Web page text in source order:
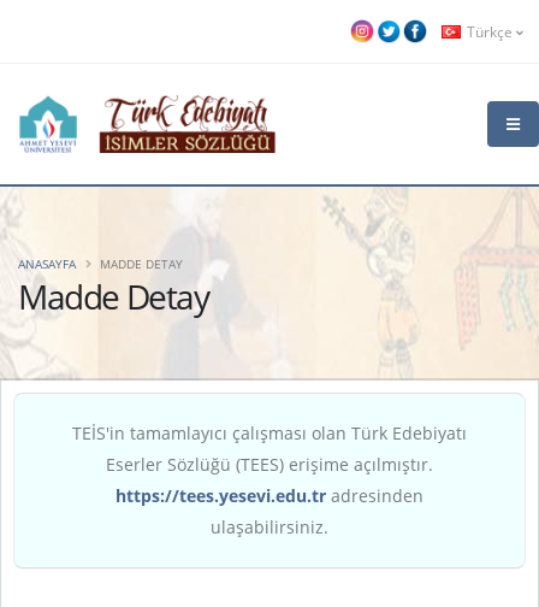
Türkçe
Madde Detay
ANASAYFA MADDE DETAY
TEİS'in tamamlayıcı çalışması olan Türk Edebiyatı
Eserler Sözlüğü (TEES) erişime açılmıştır.
https://tees.yesevi.edu.tr adresinden
ulaşabilirsiniz.